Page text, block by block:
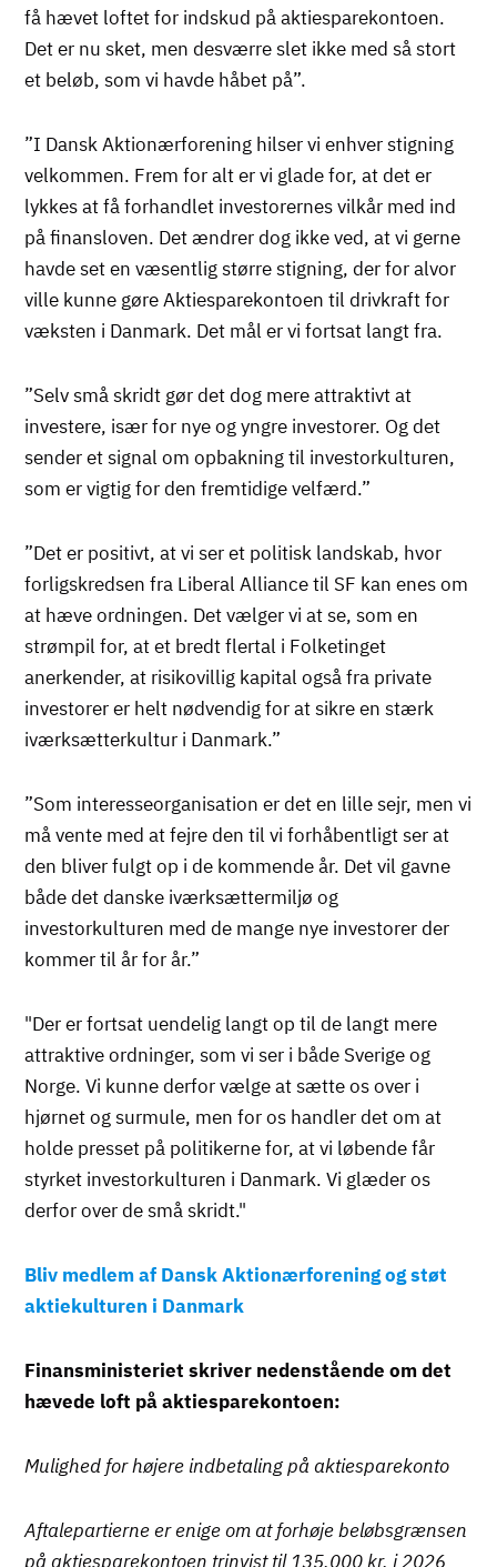
få hævet loftet for indskud på aktiesparekontoen.
Det er nu sket, men desværre slet ikke med så stort
et beløb, som vi havde håbet på”.
”I Dansk Aktionærforening hilser vi enhver stigning
velkommen. Frem for alt er vi glade for, at det er
lykkes at få forhandlet investorernes vilkår med ind
på finansloven. Det ændrer dog ikke ved, at vi gerne
havde set en væsentlig større stigning, der for alvor
ville kunne gøre Aktiesparekontoen til drivkraft for
væksten i Danmark. Det mål er vi fortsat langt fra.
”Selv små skridt gør det dog mere attraktivt at
investere, især for nye og yngre investorer. Og det
sender et signal om opbakning til investorkulturen,
som er vigtig for den fremtidige velfærd.”
”Det er positivt, at vi ser et politisk landskab, hvor
forligskredsen fra Liberal Alliance til SF kan enes om
at hæve ordningen. Det vælger vi at se, som en
strømpil for, at et bredt flertal i Folketinget
anerkender, at risikovillig kapital også fra private
investorer er helt nødvendig for at sikre en stærk
iværksætterkultur i Danmark.”
”Som interesseorganisation er det en lille sejr, men vi
må vente med at fejre den til vi forhåbentligt ser at
den bliver fulgt op i de kommende år. Det vil gavne
både det danske iværksættermiljø og
investorkulturen med de mange nye investorer der
kommer til år for år.”
"Der er fortsat uendelig langt op til de langt mere
attraktive ordninger, som vi ser i både Sverige og
Norge. Vi kunne derfor vælge at sætte os over i
hjørnet og surmule, men for os handler det om at
holde presset på politikerne for, at vi løbende får
styrket investorkulturen i Danmark. Vi glæder os
derfor over de små skridt."
Bliv medlem af Dansk Aktionærforening og støt
aktiekulturen i Danmark
Finansministeriet skriver nedenstående om det
hævede loft på aktiesparekontoen:
Mulighed for højere indbetaling på aktiesparekonto
Aftalepartierne er enige om at forhøje beløbsgrænsen
på aktiesparekontoen trinvist til 135.000 kr. i 2026